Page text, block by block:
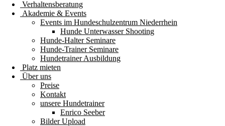
Verhaltensberatung
Akademie & Events
Events im Hundeschulzentrum Niederrhein
Hunde Unterwasser Shooting
Hunde-Halter Seminare
Hunde-Trainer Seminare
Hundetrainer Ausbildung
Platz mieten
Über uns
Preise
Kontakt
unsere Hundetrainer
Enrico Seeber
Bilder Upload